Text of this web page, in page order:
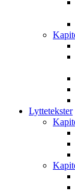
Lyttetekster